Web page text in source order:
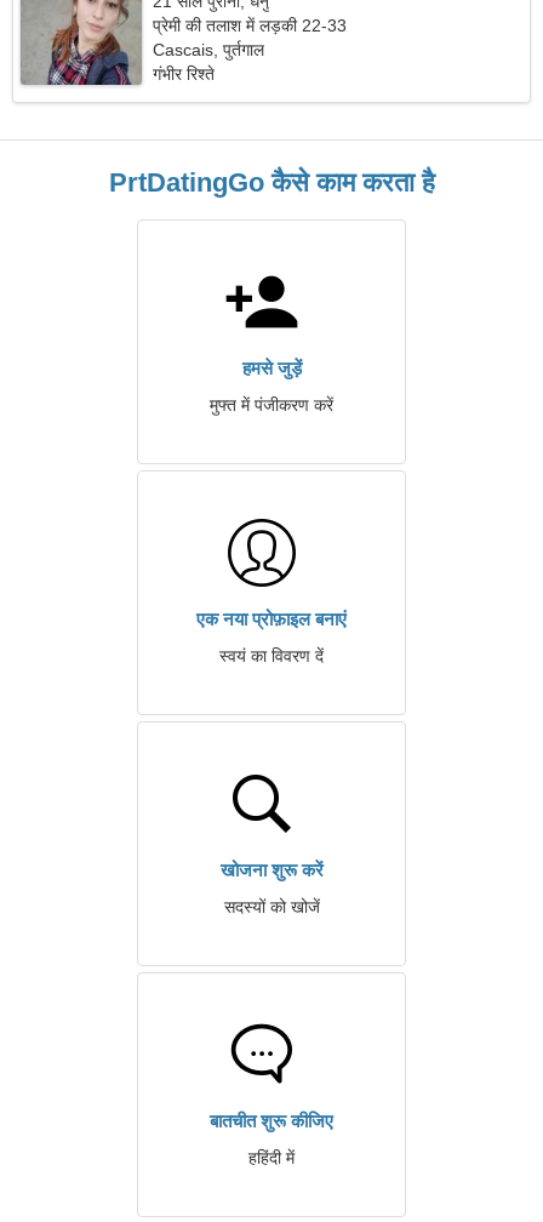
प्रेमी की तलाश में लड़की 22-33
Cascais, पुर्तगाल
गंभीर रिश्ते
PrtDatingGo कैसे काम करता है
हमसे जुड़ें
मुफ्त में पंजीकरण करें
एक नया प्रोफ़ाइल बनाएं
स्वयं का विवरण दें
खोजना शुरू करें
सदस्यों को खोजें
बातचीत शुरू कीजिए
हहिंदी में